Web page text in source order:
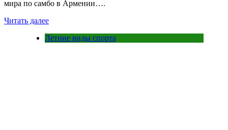
мира по самбо в Армении….
Читать далее
Летние виды спорта